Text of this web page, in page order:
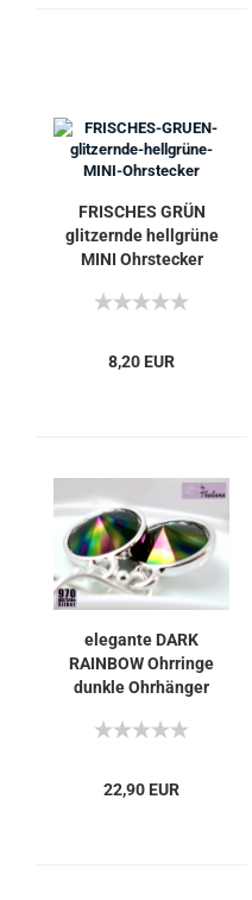
FRISCHES GRÜN
glitzernde hellgrüne
MINI Ohrstecker
8,20 EUR
elegante DARK
RAINBOW Ohrringe
dunkle Ohrhänger
22,90 EUR